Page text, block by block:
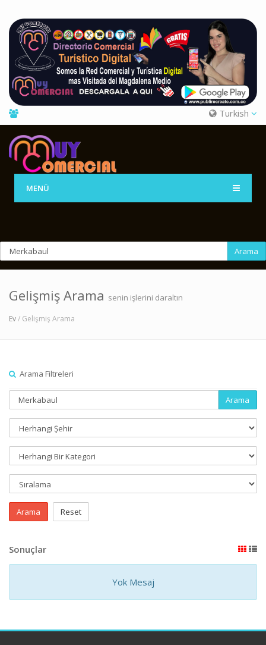
Turkish
MENÜ
Arama
Gelişmiş Arama senin işlerini daraltın
Ev/ Gelişmiş Arama
Arama Filtreleri
Arama
Arama Reset
Sonuçlar
Yok Mesaj